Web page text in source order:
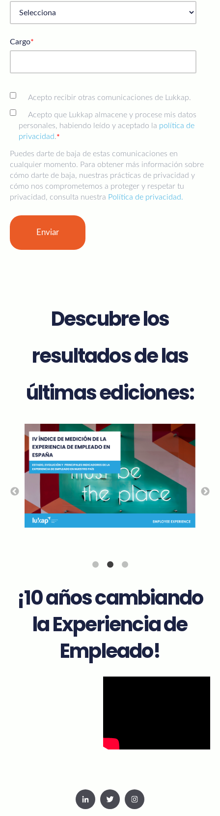
Cargo*
Acepto recibir otras comunicaciones de Lukkap.
Acepto que Lukkap almacene y procese mis datos
personales, habiendo leído y aceptado la política de
privacidad.*
Puedes darte de baja de estas comunicaciones en
cualquier momento. Para obtener más información sobre
cómo darte de baja, nuestras prácticas de privacidad y
cómo nos comprometemos a proteger y respetar tu
privacidad, consulta nuestra Política de privacidad.
Descubre los
resultados de las
últimas ediciones:
¡10 años cambiando
la Experiencia de
Empleado!